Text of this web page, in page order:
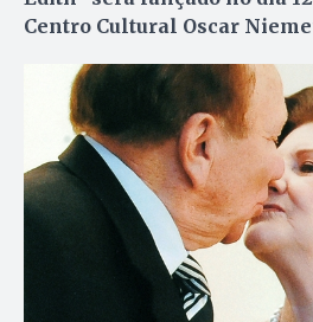
Centro Cultural Oscar